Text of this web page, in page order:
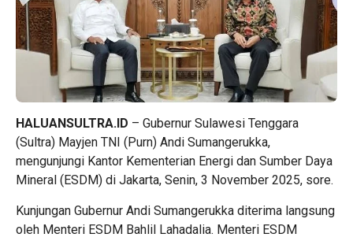
HALUANSULTRA.ID – Gubernur Sulawesi Tenggara
(Sultra) Mayjen TNI (Purn) Andi Sumangerukka,
mengunjungi Kantor Kementerian Energi dan Sumber Daya
Mineral (ESDM) di Jakarta, Senin, 3 November 2025, sore.
Kunjungan Gubernur Andi Sumangerukka diterima langsung
oleh Menteri ESDM Bahlil Lahadalia. Menteri ESDM